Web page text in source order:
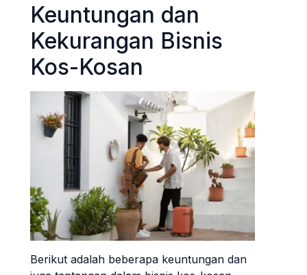
Keuntungan dan
Kekurangan Bisnis
Kos-Kosan
Berikut adalah beberapa keuntungan dan